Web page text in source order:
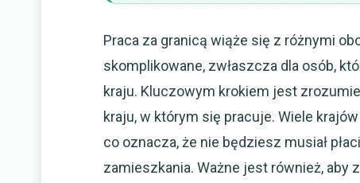
Praca za granicą wiąże się z różnymi
skomplikowane, zwłaszcza dla osób,
kraju. Kluczowym krokiem jest
kraju, w którym się pracuje. Wiele
co oznacza, że nie będziesz musiał
zamieszkania. Ważne jest również,